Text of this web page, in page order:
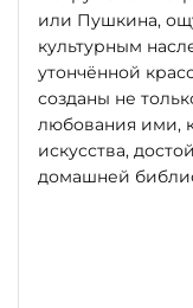
или Пушкина,
культурным
утончённой
созданы не
любования ими,
искусства,
домашней